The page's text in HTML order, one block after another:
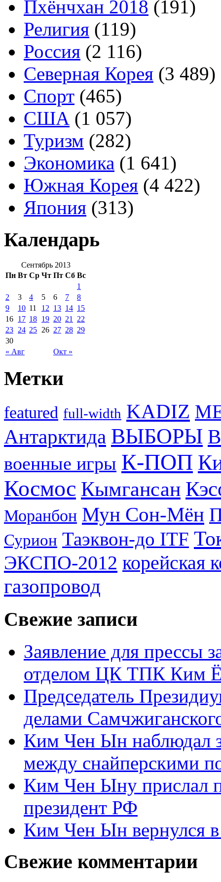
Пхёнчхан 2018 (191)
Религия (119)
Россия (2 116)
Северная Корея (3 489)
Спорт (465)
США (1 057)
Туризм (282)
Экономика (1 641)
Южная Корея (4 422)
Япония (313)
Календарь
Сентябрь 2013
Пн Вт Ср Чт Пт Сб Вс
« Авг Окт »
1
2
3 4 5 6 7
8
9
10 11 12 13 14 15
16 17 18 19 20 21
22
23 24 25 26 27 28 29
30
Метки
featured full-width KADIZ
Антарктида ВЫБОРЫ
военные игры К-ПОП
Космос Кымгансан
Моранбон Мун Сон-Мён
Сурион Таэквон-до ITF
ЭКСПО-2012 корейская
газопровод
Свежие записи
Заявление для прессы
отделом ЦК ТПК Ким
Председатель
делами
Ким Чен Ын наблюдал
между снайперскими
Ким Чен Ыну прислал
президент РФ
Ким Чен Ын вернулся
Свежие комментарии